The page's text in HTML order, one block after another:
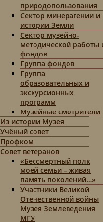
природопользования
Сектор минерагении и
истории Земли
Сектор музейно-
методической работы
фондов
Группа фондов
Группа
образовательных и
экскурсионных
программ
Музейные смотрители
Из истории Музея
Учёный совет
Профком
Совет ветеранов
«Бессмертный полк
моей семьи – живая
память поколений…»
Участники Великой
Отечественной войны
Музея Землеведения
МГУ